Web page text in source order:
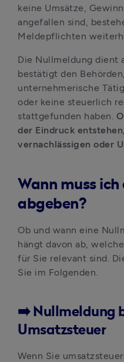
keine Umsätze,
angefallen sind,
Meldepflichten
Die Nullmeldung dient
bestätigt den
unternehmerische
oder keine steuerlich
stattgefunden haben.
der Eindruck
vernachlässigen oder
Wann muss
abgeben?
Ob und wann eine
hängt davon ab,
für Sie relevant sind.
Sie im Folgenden.
➡️ Nullmeldung
Umsatzsteuer
Wenn Sie